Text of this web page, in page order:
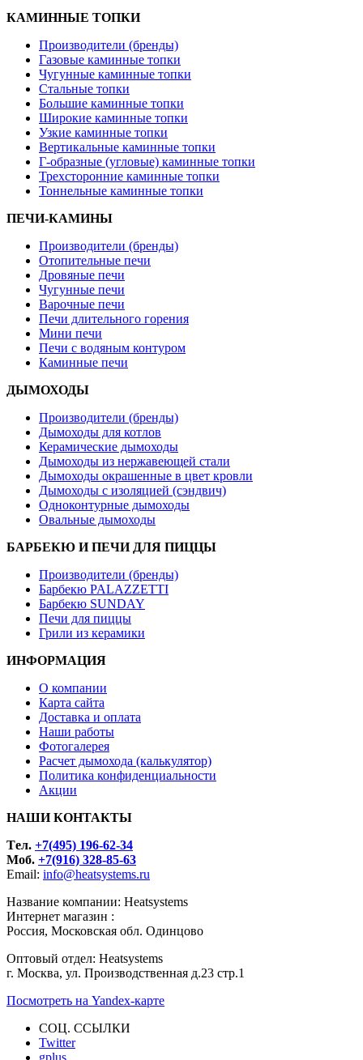
КАМИННЫЕ ТОПКИ
Производители (бренды)
Газовые каминные топки
Чугунные каминные топки
Стальные топки
Большие каминные топки
Широкие каминные топки
Узкие каминные топки
Вертикальные каминные топки
Г-образные (угловые) каминные топки
Трехсторонние каминные топки
Тоннельные каминные топки
ПЕЧИ-КАМИНЫ
Производители (бренды)
Отопительные печи
Дровяные печи
Чугунные печи
Варочные печи
Печи длительного горения
Мини печи
Печи с водяным контуром
Каминные печи
ДЫМОХОДЫ
Производители (бренды)
Дымоходы для котлов
Керамические дымоходы
Дымоходы из нержавеющей стали
Дымоходы окрашенные в цвет кровли
Дымоходы с изоляцией (сэндвич)
Одноконтурные дымоходы
Овальные дымоходы
БАРБЕКЮ И ПЕЧИ ДЛЯ ПИЦЦЫ
Производители (бренды)
Барбекю PALAZZETTI
Барбекю SUNDAY
Печи для пиццы
Грили из керамики
ИНФОРМАЦИЯ
О компании
Карта сайта
Доставка и оплата
Наши работы
Фотогалерея
Расчет дымохода (калькулятор)
Политика конфиденциальности
Акции
НАШИ КОНТАКТЫ
Tел. +7(495) 196-62-34
Моб. +7(916) 328-85-63
Email: info@heatsystems.ru
Название компании: Heatsystems
Интернет магазин :
Россия, Московская обл. Одинцово
Оптовый отдел: Heatsystems
г. Москва, ул. Производственная д.23 стр.1
Посмотреть на Yandex-карте
СОЦ. ССЫЛКИ
Twitter
gplus